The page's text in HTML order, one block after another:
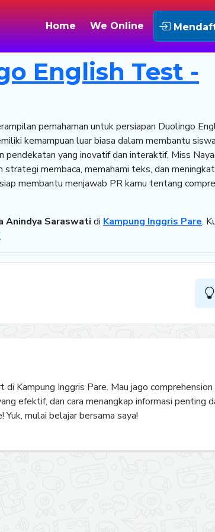
Home We Online
English Test -
pemahaman untuk persiapan Duolingo
kemampuan luar biasa dalam membantu
yang inovatif dan interaktif, Miss
membaca, memahami teks, dan
membantu menjawab PR kamu tentang
Anindya Saraswati di Kampung Inggris Pare.
Kampung Inggris Pare. Mau jago
efektif, dan cara menangkap informasi penting
mulai belajar bersama saya!